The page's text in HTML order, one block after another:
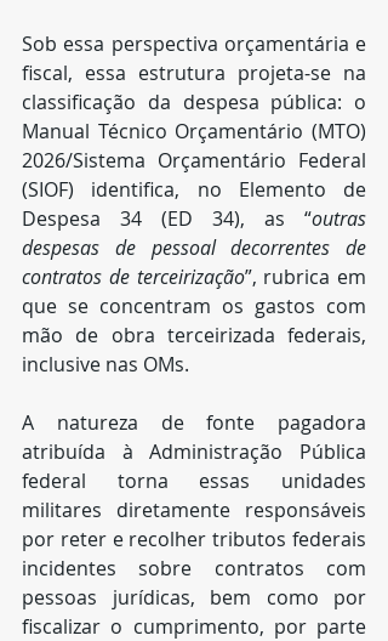
Sob essa perspectiva orçamentária e
fiscal, essa estrutura projeta-se na
classificação da despesa pública: o
Manual Técnico Orçamentário (MTO)
2026/Sistema Orçamentário Federal
(SIOF) identifica, no Elemento de
Despesa 34 (ED 34), as “outras
despesas de pessoal decorrentes de
contratos de terceirização”, rubrica em
que se concentram os gastos com
mão de obra terceirizada federais,
inclusive nas OMs.
A natureza de fonte pagadora
atribuída à Administração Pública
federal torna essas unidades
militares diretamente responsáveis
por reter e recolher tributos federais
incidentes sobre contratos com
pessoas jurídicas, bem como por
fiscalizar o cumprimento, por parte